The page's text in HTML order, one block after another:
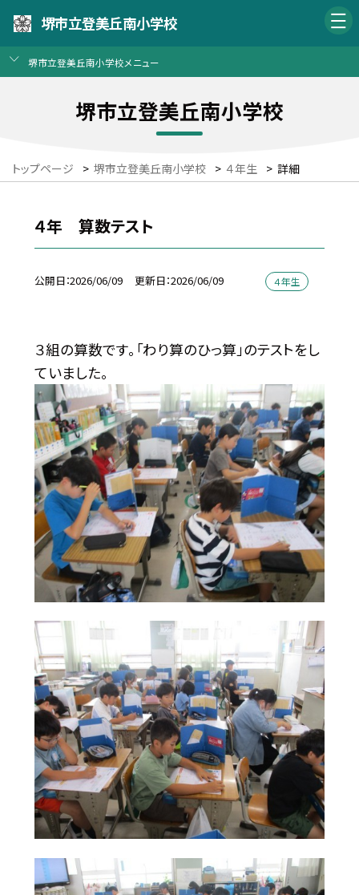
堺市立登美丘南小学校
堺市立登美丘南小学校メニュー
堺市立登美丘南小学校
トップページ > 堺市立登美丘南小学校 > ４年生 > 詳細
４年 算数テスト
公開日 2026/06/09 更新日 2026/06/09 ４年生
３組の算数です。「わり算のひっ算」のテストをし
ていました。